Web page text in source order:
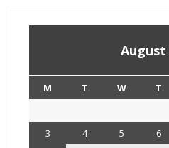
August
M T W T
3
4 5 6